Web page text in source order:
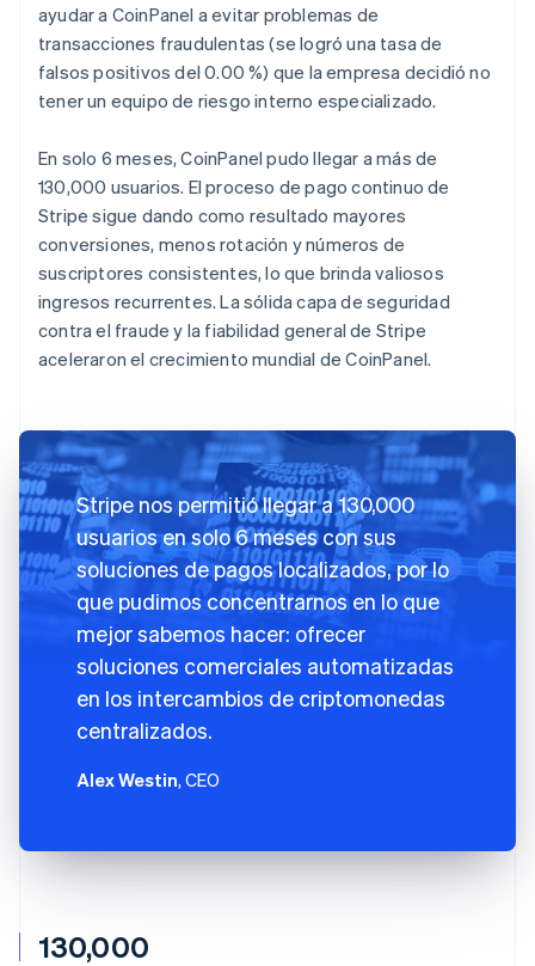
130,000
ayudar a CoinPanel a evitar problemas de
transacciones fraudulentas (se logró una tasa de
falsos positivos del 0.00 %) que la empresa decidió no
tener un equipo de riesgo interno especializado.
En solo 6 meses, CoinPanel pudo llegar a más de
130,000 usuarios. El proceso de pago continuo de
Stripe sigue dando como resultado mayores
conversiones, menos rotación y números de
suscriptores consistentes, lo que brinda valiosos
ingresos recurrentes. La sólida capa de seguridad
contra el fraude y la fiabilidad general de Stripe
aceleraron el crecimiento mundial de CoinPanel.
Stripe nos permitió llegar a 130,000
usuarios en solo 6 meses con sus
soluciones de pagos localizados, por lo
que pudimos concentrarnos en lo que
mejor sabemos hacer: ofrecer
soluciones comerciales automatizadas
en los intercambios de criptomonedas
centralizados.
Alex Westin, CEO